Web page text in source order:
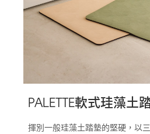
PALETTE軟式珪藻土
揮別一般珪藻土踏墊的堅硬，以